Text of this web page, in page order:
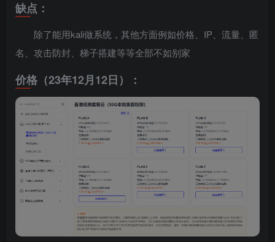
缺点：
除了能用kali做系统，其他方面例如价格、IP、流量、匿
名、攻击防封、梯子搭建等等全部不如别家
价格（23年12月12日）：